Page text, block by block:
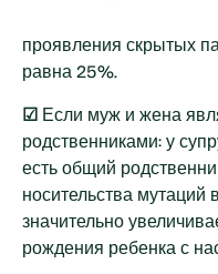
проявления скрытых
равна 25%.
☑ Если муж и жена
родственниками: у
есть общий
носительства
значительно
рождения ребенка с